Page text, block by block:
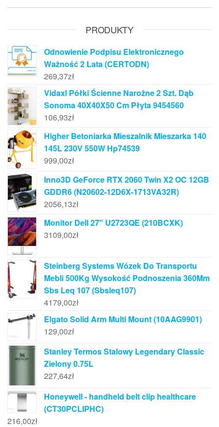
PRODUKTY
Odnowienie Podpisu Elektronicznego
Ważność 2 Lata (CERTODN)
269,37zł
Vidaxl Półki Ścienne Narożne 2 Szt. Dąb
Sonoma 40X40X50 Cm Płyta 9454560
106,93zł
Higher Betoniarka Mieszalnik Mieszarka 140
145L 230V 550W Hp74539
999,00zł
Inno3D GeForce RTX 2060 Twin X2 OC 12GB
GDDR6 (N20602-12D6X-1713VA32R)
2056,13zł
Monitor Dell 27" U2723QE (210BCXK)
3109,00zł
Steinberg Systems Wózek Do Transportu
Mebli 500Kg Wysokość Podnoszenia 360Mm
Sbs Leq 107 (Sbsleq107)
4179,00zł
Elgato Solid Arm Multi Mount (10AAG9901)
129,00zł
Stanley Termos Stalowy Legendary Classic
Zielony 0.75L
227,64zł
Honeywell - handheld belt clip healthcare
(CT30PCLIPHC)
216,00zł